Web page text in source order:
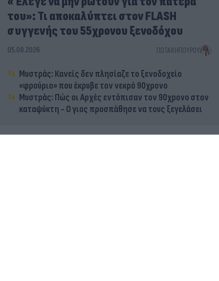
του»: Τι αποκαλύπτει στον FLASH
συγγενής του 55χρονου ξενοδόχου
05.08.2026 ΓΙΏΤΑ ΚΗΠΟΥΡΟΎ
Μυστράς: Κανείς δεν πλησίαζε το ξενοδοχείο
«φρούριο» που έκρυβε τον νεκρό 90χρονο
Μυστράς: Πώς οι Αρχές εντόπισαν τον 90χρονο στον
καταψύκτη - Ο γιος προσπάθησε να τους ξεγελάσει